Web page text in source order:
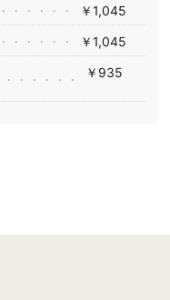
￥1,045
￥1,045
￥935